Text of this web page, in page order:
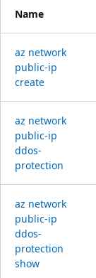
Name
az network
public-ip
create
az network
public-ip
ddos-
protection
az network
public-ip
ddos-
protection
show